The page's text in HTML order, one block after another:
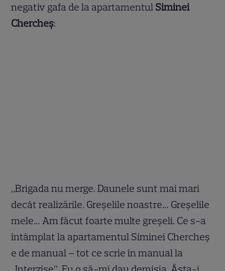
negativ gafa de la apartamentul Siminei
Chercheș:
„Brigada nu merge. Daunele sunt mai mari
decât realizările. Greșelile noastre… Greșelile
mele… Am făcut foarte multe greșeli. Ce s-a
întâmplat la apartamentul Siminei Chercheș
e de manual – tot ce scrie în manual la